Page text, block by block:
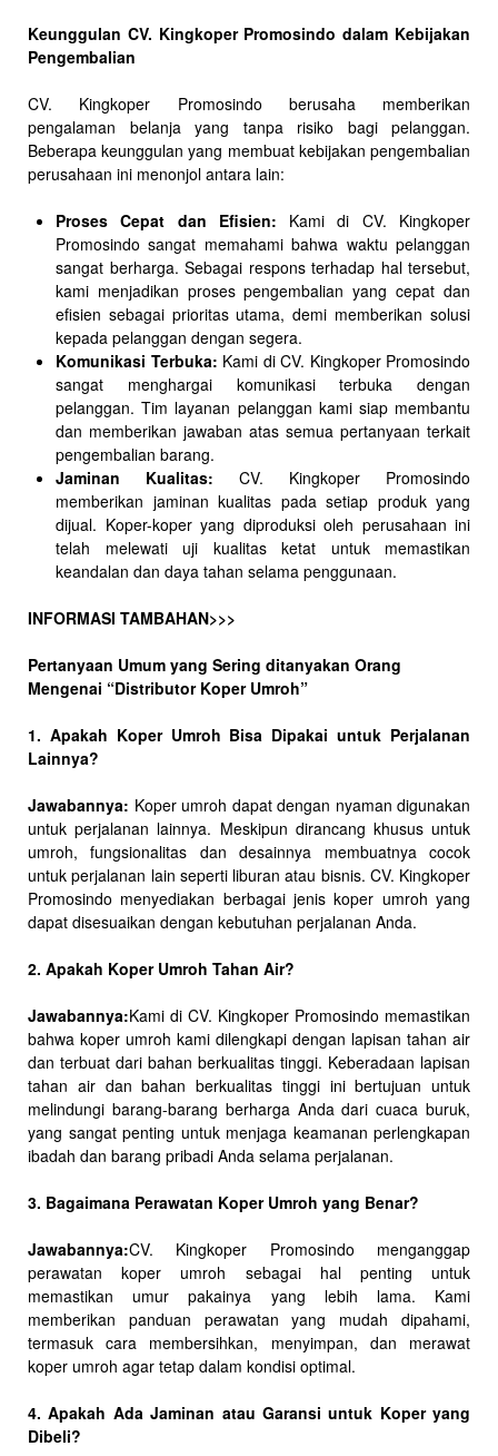
Keunggulan CV. Kingkoper Promosindo dalam Kebijakan
Pengembalian
CV. Kingkoper Promosindo berusaha memberikan
pengalaman belanja yang tanpa risiko bagi pelanggan.
Beberapa keunggulan yang membuat kebijakan pengembalian
perusahaan ini menonjol antara lain:
Proses Cepat dan Efisien: Kami di CV. Kingkoper
Promosindo sangat memahami bahwa waktu pelanggan
sangat berharga. Sebagai respons terhadap hal tersebut,
kami menjadikan proses pengembalian yang cepat dan
efisien sebagai prioritas utama, demi memberikan solusi
kepada pelanggan dengan segera.
Komunikasi Terbuka: Kami di CV. Kingkoper Promosindo
sangat menghargai komunikasi terbuka dengan
pelanggan. Tim layanan pelanggan kami siap membantu
dan memberikan jawaban atas semua pertanyaan terkait
pengembalian barang.
Jaminan Kualitas: CV. Kingkoper Promosindo
memberikan jaminan kualitas pada setiap produk yang
dijual. Koper-koper yang diproduksi oleh perusahaan ini
telah melewati uji kualitas ketat untuk memastikan
keandalan dan daya tahan selama penggunaan.
INFORMASI TAMBAHAN>>>
Pertanyaan Umum yang Sering ditanyakan Orang
Mengenai “Distributor Koper Umroh”
1. Apakah Koper Umroh Bisa Dipakai untuk Perjalanan
Lainnya?
Jawabannya: Koper umroh dapat dengan nyaman digunakan
untuk perjalanan lainnya. Meskipun dirancang khusus untuk
umroh, fungsionalitas dan desainnya membuatnya cocok
untuk perjalanan lain seperti liburan atau bisnis. CV. Kingkoper
Promosindo menyediakan berbagai jenis koper umroh yang
dapat disesuaikan dengan kebutuhan perjalanan Anda.
2. Apakah Koper Umroh Tahan Air?
Jawabannya:Kami di CV. Kingkoper Promosindo memastikan
bahwa koper umroh kami dilengkapi dengan lapisan tahan air
dan terbuat dari bahan berkualitas tinggi. Keberadaan lapisan
tahan air dan bahan berkualitas tinggi ini bertujuan untuk
melindungi barang-barang berharga Anda dari cuaca buruk,
yang sangat penting untuk menjaga keamanan perlengkapan
ibadah dan barang pribadi Anda selama perjalanan.
3. Bagaimana Perawatan Koper Umroh yang Benar?
Jawabannya:CV. Kingkoper Promosindo menganggap
perawatan koper umroh sebagai hal penting untuk
memastikan umur pakainya yang lebih lama. Kami
memberikan panduan perawatan yang mudah dipahami,
termasuk cara membersihkan, menyimpan, dan merawat
koper umroh agar tetap dalam kondisi optimal.
4. Apakah Ada Jaminan atau Garansi untuk Koper yang
Dibeli?